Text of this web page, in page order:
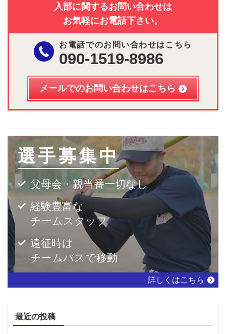
入部に関するお問い合わせは
お気軽にお電話下さい。
お電話でのお問い合わせはこちら
090-1519-8986
メールでのお問い合わせはこちら
選手募集中
父母会・親当番一切なし
経験豊富な
チームスタッフ
遠征時は
チームバスで移動
詳しくはこちら
最近の投稿